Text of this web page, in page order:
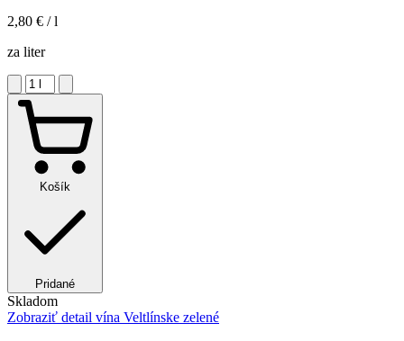
2,80 € / l
za liter
Košík
Pridané
Skladom
Zobraziť detail vína Veltlínske zelené